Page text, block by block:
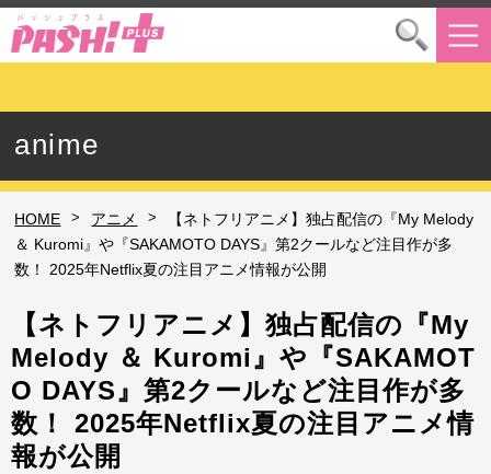
anime
HOME > アニメ >
【ネトフリアニメ】独占配信の『My Melody
＆ Kuromi』や『SAKAMOTO DAYS』第2クールなど注目作が多
数！ 2025年Netflix夏の注目アニメ情報が公開
【ネトフリアニメ】独占配信の『My
Melody ＆ Kuromi』や『SAKAMOT
O DAYS』第2クールなど注目作が多
数！ 2025年Netflix夏の注目アニメ情
報が公開